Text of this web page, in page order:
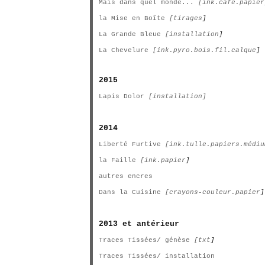
Mais dans quel monde...
la Mise en Boîte [tirages ]
La Grande Bleue [installation ]
La Chevelure [ink.pyro.bois.fil.calque ]
2015
Lapis Dolor [installation]
2014
Liberté Furtive
la Faille [ink.papier ]
autres encres
Dans la Cuisine [crayons-couleur.papier ]
2013 et antérieur
Traces Tissées/ génèse [txt ]
Traces Tissées/ installation